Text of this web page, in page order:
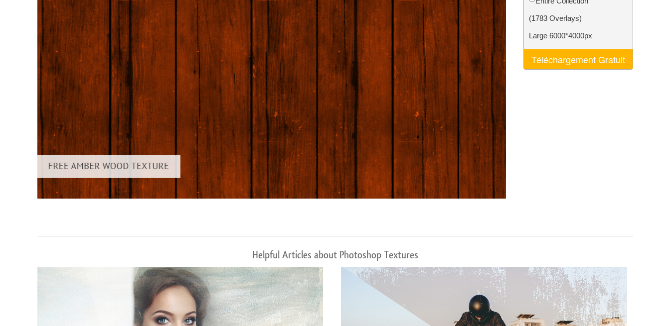
Services de retouche de produits Services de retouche de bijoux Données d'Entraînement IA Video Editing Services
(1783 Overlays)
Large 6000*4000px
Téléchargement Gratuit
Helpful Articles about Photoshop Textures